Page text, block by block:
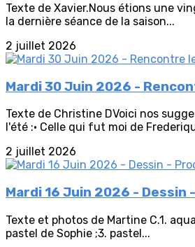
Texte de Xavier.Nous étions une
la dernière séance de la saison...
2 juillet 2026
Mardi 30 Juin 2026 -
Texte de Christine DVoici nos
l'été :• Celle qui fut moi de
2 juillet 2026
Mardi 16 Juin 2026 - Dessin
Texte et photos de Martine C.1.
pastel de Sophie ;3. pastel...